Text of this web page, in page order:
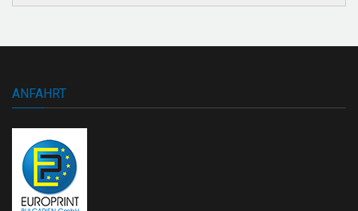
ANFAHRT